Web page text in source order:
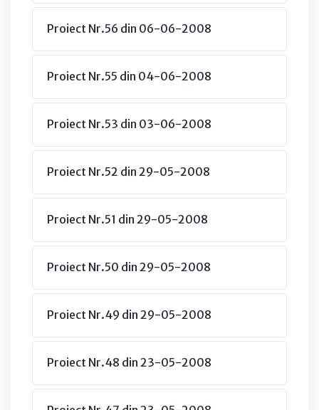
Proiect Nr.56 din 06-06-2008
Proiect Nr.55 din 04-06-2008
Proiect Nr.53 din 03-06-2008
Proiect Nr.52 din 29-05-2008
Proiect Nr.51 din 29-05-2008
Proiect Nr.50 din 29-05-2008
Proiect Nr.49 din 29-05-2008
Proiect Nr.48 din 23-05-2008